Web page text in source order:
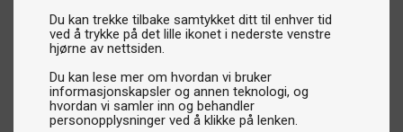
Du kan trekke tilbake samtykket ditt til enhver tid
ved å trykke på det lille ikonet i nederste venstre
hjørne av nettsiden.
Du kan lese mer om hvordan vi bruker
informasjonskapsler og annen teknologi, og
hvordan vi samler inn og behandler